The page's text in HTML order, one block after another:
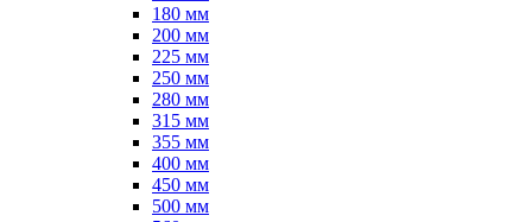
180 мм
200 мм
225 мм
250 мм
280 мм
315 мм
355 мм
400 мм
450 мм
500 мм